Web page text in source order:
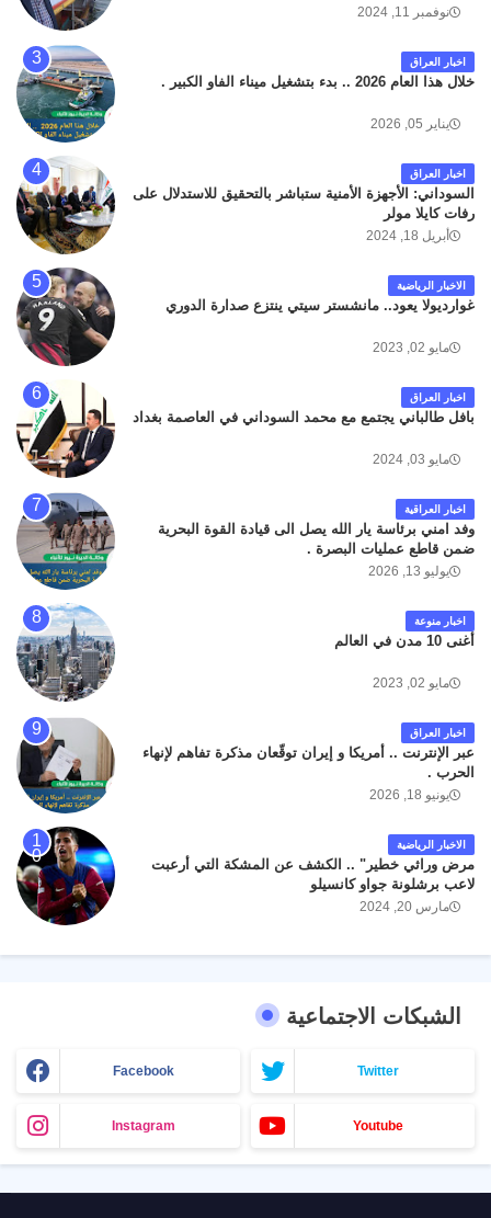
داخل مطار البصرة الدولي اليوم الاثنين على الطريق
كان سبب الحادث يعود لتصادم عجلته مع عجلة نوع كيا بنكو
تابعة لشركة الهلال الماسكة لإعمار مطار البصرة الدولي .
سائلين الله عز وجل ان يتغمد الفقيد بواسع رحمته ، و انا
نوفمبر 11, 2024
اخبار العراق
خلال هذا العام 2026 .. بدء بتشغيل ميناء الفاو الكبير .
يناير 05, 2026
اخبار العراق
السوداني: الأجهزة الأمنية ستباشر بالتحقيق للاستدلال على
رفات كايلا مولر
أبريل 18, 2024
الاخبار الرياضية
غوارديولا يعود.. مانشستر سيتي ينتزع صدارة الدوري
مايو 02, 2023
اخبار العراق
بافل طالباني يجتمع مع محمد السوداني في العاصمة بغداد
مايو 03, 2024
اخبار العراقية
وفد امني برئاسة يار الله يصل الى قيادة القوة البحرية
ضمن قاطع عمليات البصرة .
يوليو 13, 2026
اخبار منوعة
أغنى 10 مدن في العالم
مايو 02, 2023
اخبار العراق
عبر الإنترنت .. أمريكا و إيران توقّعان مذكرة تفاهم لإنهاء
الحرب .
يونيو 18, 2026
الاخبار الرياضية
مرض وراثي خطير" .. الكشف عن المشكة التي أرعبت
لاعب برشلونة جواو كانسيلو
مارس 20, 2024
الشبكات الاجتماعية
Facebook Twitter
Instagram Youtube